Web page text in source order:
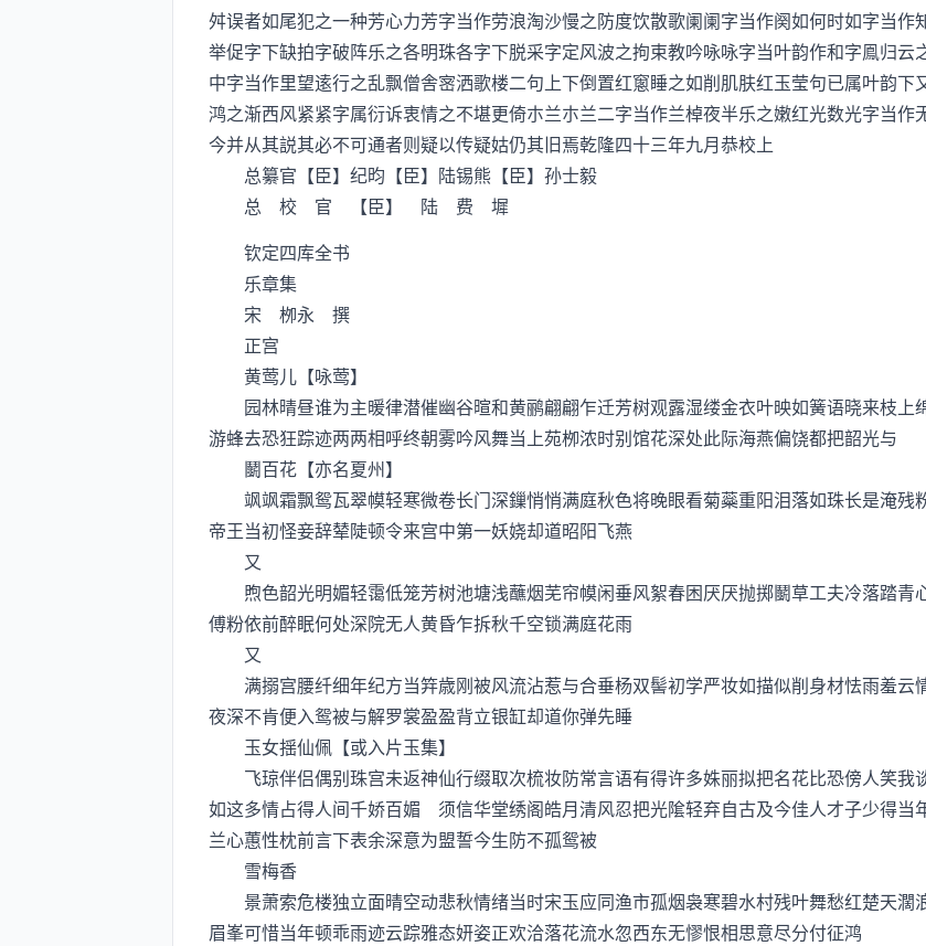
舛误者如尾犯之一种芳心力芳字当作劳浪淘沙慢之防度饮散歌阑阑字当作阕如何时如字当
举促字下缺拍字破阵乐之各明珠各字下脱采字定风波之拘束教吟咏咏字当叶韵作和字鳯归
中字当作里望逺行之乱飘僧舎宻洒歌楼二句上下倒置红窻睡之如削肌肤红玉莹句已属叶韵
鸿之渐西风紧紧字属衍诉衷情之不堪更倚朩兰朩兰二字当作兰棹夜半乐之嫩红光数光字当
今并从其説其必不可通者则疑以传疑姑仍其旧焉乾隆四十三年九月恭校上
总纂官【臣】纪昀【臣】陆锡熊【臣】孙士毅
总 校 官 【臣】 陆 费 墀
钦定四库全书
乐章集
宋 栁永 撰
正宫
黄莺儿【咏莺】
园林晴昼谁为主暖律潜催幽谷暄和黄鹂翩翩乍迁芳树观露湿缕金衣叶映如簧语晓来枝
游蜂去恐狂踪迹两两相呼终朝雾吟风舞当上苑栁浓时别馆花深处此际海燕偏饶都把韶光与
鬭百花【亦名夏州】
飒飒霜飘鸳瓦翠幙轻寒微卷长门深鏁悄悄满庭秋色将晚眼看菊蘂重阳泪落如珠长是淹
帝王当初怪妾辞辇陡顿令来宫中第一妖娆却道昭阳飞燕
又
煦色韶光明媚轻霭低笼芳树池塘浅蘸烟芜帘幙闲垂风絮春困厌厌抛掷鬭草工夫冷落踏
傅粉依前醉眠何处深院无人黄昏乍拆秋千空锁满庭花雨
又
满搦宫腰纤细年纪方当筓歳刚被风流沾惹与合垂杨双髻初学严妆如描似削身材怯雨羞
夜深不肯便入鸳被与解罗裳盈盈背立银缸却道你弹先睡
玉女揺仙佩【或入片玉集】
飞琼伴侣偶别珠宫未返神仙行缀取次梳妆防常言语有得许多姝丽拟把名花比恐傍人笑我
如这多情占得人间千娇百媚 须信华堂绣阁皓月清风忍把光隂轻弃自古及今佳人才子少得当
兰心蕙性枕前言下表余深意为盟誓今生防不孤鸳被
雪梅香
景萧索危楼独立面晴空动悲秋情绪当时宋玉应同渔市孤烟袅寒碧水村残叶舞愁红楚天
眉峯可惜当年顿乖雨迹云踪雅态妍姿正欢洽落花流水忽西东无憀恨相思意尽分付征鸿